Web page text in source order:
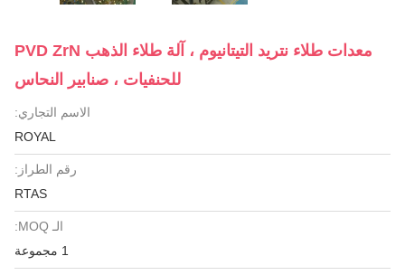
معدات طلاء نتريد التيتانيوم ، آلة طلاء الذهب PVD ZrN
للحنفيات ، صنابير النحاس
الاسم التجاري:
ROYAL
رقم الطراز:
RTAS
الـ MOQ: